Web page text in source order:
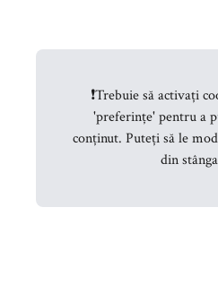
❗Trebuie să activați
'preferințe' pentru a
conținut. Puteți să le
din